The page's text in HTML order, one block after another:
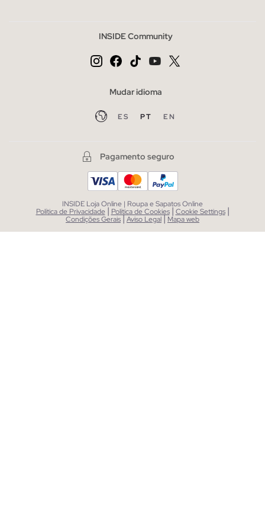
INSIDE Community
Mudar idioma
ES PT EN
Pagamento seguro
INSIDE Loja Online | Roupa e Sapatos Online
Política de Privacidade | Política de Cookies | Cookie Settings |
Condições Gerais|Aviso Legal| Mapa web